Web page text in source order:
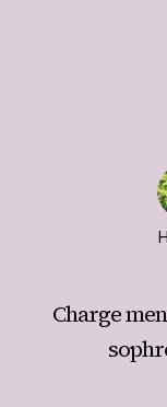
Charge